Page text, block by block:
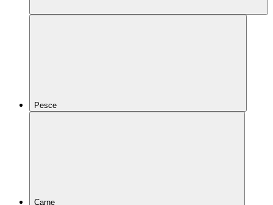
Pesce
Carne